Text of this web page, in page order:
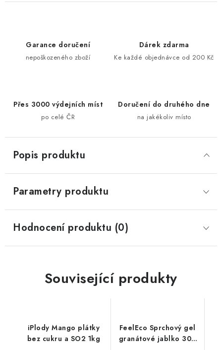
Garance doručení
nepoškozeného zboží
Dárek zdarma
Ke každé objednávce od 200 Kč
Přes 3000 výdejních míst
po celé ČR
Doručení do druhého dne
na jakékoliv místo
Popis produktu
Parametry produktu
Hodnocení produktu (0)
Související produkty
iPlody Mango plátky
bez cukru a SO2 1kg
FeelEco Sprchový gel
granátové jablko 300